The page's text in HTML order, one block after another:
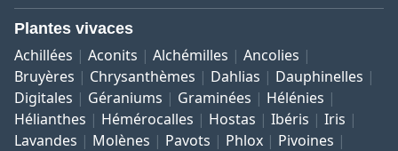
Plantes vivaces
Achillées Aconits Alchémilles
Ancolies
Bruyères
Chrysanthèmes Dahlias
Dauphinelles
Digitales
Géraniums Graminées
Hélénies
Hélianthes
Hémérocalles Hostas Ibéris
Iris
Lavandes
Molènes Pavots Phlox
Pivoines